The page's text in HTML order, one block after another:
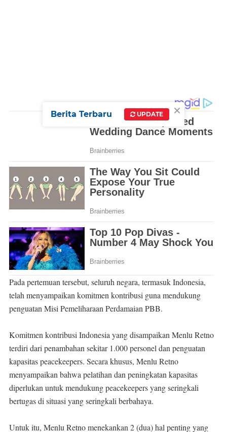
Pada pertemuan tersebut, seluruh negara, termasuk Indonesia,
telah menyampaikan komitmen kontribusi guna mendukung
penguatan Misi Pemeliharaan Perdamaian PBB.
Komitmen kontribusi Indonesia yang disampaikan Menlu Retno
terdiri dari penambahan sekitar 1.000 personel dan penguatan
kapasitas peacekeepers. Secara khusus, Menlu Retno
menyampaikan bahwa pelatihan dan peningkatan kapasitas
diperlukan untuk mendukung peacekeepers yang seringkali
bertugas di situasi yang seringkali berbahaya.
Untuk itu, Menlu Retno menekankan 2 (dua) hal penting yang
×
Berita Terbaru UPDATE